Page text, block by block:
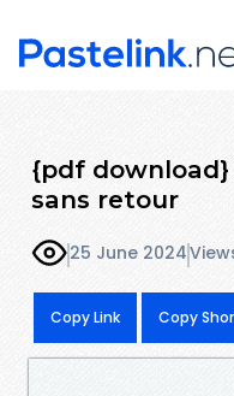
{pdf
sans retour
25 June 2024
Copy Link Copy